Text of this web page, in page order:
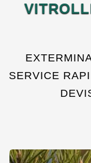
SERVICE